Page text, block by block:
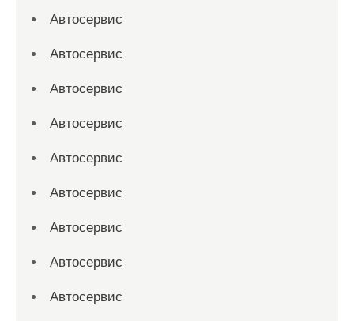
Автосервис
Автосервис
Автосервис
Автосервис
Автосервис
Автосервис
Автосервис
Автосервис
Автосервис